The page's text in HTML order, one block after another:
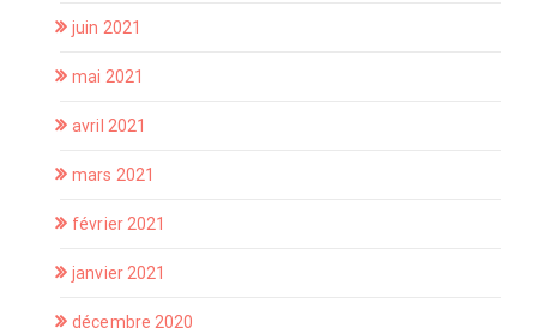
juin 2021
mai 2021
avril 2021
mars 2021
février 2021
janvier 2021
décembre 2020